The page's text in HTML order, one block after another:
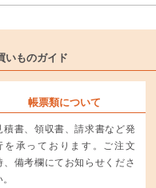
いものガイド
帳票類について
積書、領収書、請求書など発
を承っております。ご注文
、備考欄にてお知らせくださ